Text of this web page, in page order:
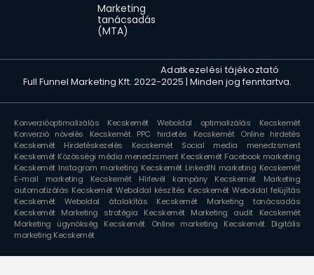
Marketing
tanácsadás
(MTA)
Full Funnel Marketing Kft. 2022-2025 | Minden jog fenntartva.
Animated icons by Lordicon.comAdatkezelési tájékoztató
Konverzióoptimalizálás Kecskemét
Weboldal optimalizálás Kecskemét
Konverzió növelés Kecskemét
PPC hirdetés Kecskemét
Online hirdetés
Kecskemét
Hirdetéskezelés Kecskemét
Social media menedzsment
Kecskemét Közösségi média menedzsment Kecskemét Facebook marketing
Kecskemét Instagram marketing Kecskemét LinkedIN marketing Kecskemét
E-mail marketing Kecskemét
Hírlevél kampány Kecskemét
Marketing
automatizálás Kecskemét Weboldal készítés Kecskemét Weboldal felújítás
Kecskemét
Weboldal átalakítás Kecskemét
Marketing tanácsadás
Kecskemét Marketing stratégia Kecskemét Marketing audit Kecskemét
Marketing ügynökség Kecskemét
Online marketing Kecskemét
Digitális
marketing Kecskemét